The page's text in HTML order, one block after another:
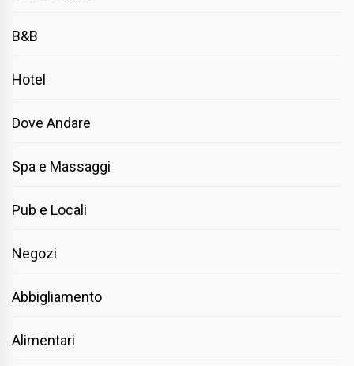
B&B
Hotel
Dove Andare
Spa e Massaggi
Pub e Locali
Negozi
Abbigliamento
Alimentari